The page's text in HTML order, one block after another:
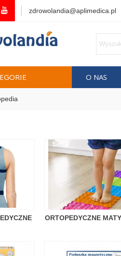
zdrowolandia@aplimedica.pl
O NAS
ORTOPEDYCZNE